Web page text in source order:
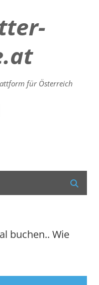
für Österreich
buchen.. Wie